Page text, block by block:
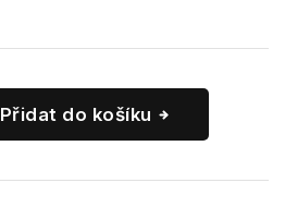
Přidat do košíku